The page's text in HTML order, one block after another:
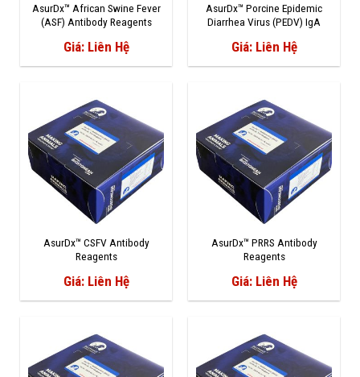
AsurDx™ African Swine Fever
(ASF) Antibody Reagents
Giá: Liên Hệ
AsurDx™ Porcine Epidemic
Diarrhea Virus (PEDV) IgA
Giá: Liên Hệ
AsurDx™ CSFV Antibody
Reagents
Giá: Liên Hệ
AsurDx™ PRRS Antibody
Reagents
Giá: Liên Hệ